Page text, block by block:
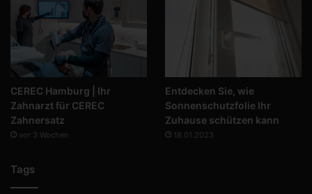
CEREC Hamburg | Ihr
Zahnarzt für CEREC
Zahnersatz
vor 3 Wochen
Entdecken Sie, wie
Sonnenschutzfolie Ihr
Zuhause schützen kann
18.01.2023
Tags